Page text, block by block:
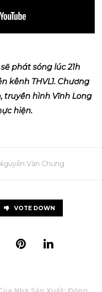
phát sóng lúc 21h
kênh THVL1. Chương
truyền hình Vĩnh Long
hiện.
Văn Chung
VOTE DOWN